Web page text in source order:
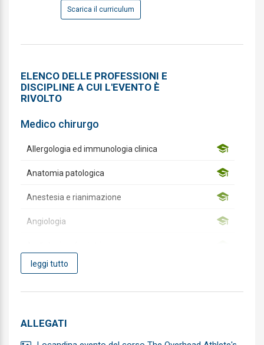
Scarica il curriculum
ELENCO DELLE PROFESSIONI E
DISCIPLINE A CUI L'EVENTO È
RIVOLTO
Medico chirurgo
Allergologia ed immunologia clinica
Anatomia patologica
Anestesia e rianimazione
Angiologia
Biochimica clinica
Cardiochirurgia
Cardiologia
Chirurgia Generale
leggi tutto
ALLEGATI